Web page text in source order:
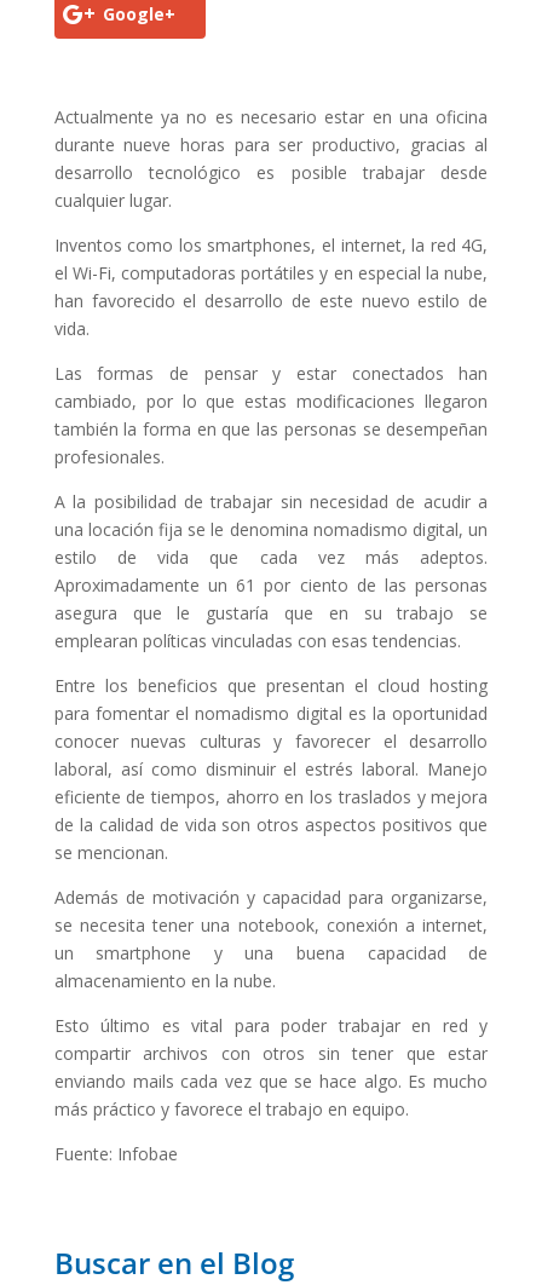
Google+
Actualmente ya no es necesario estar en una oficina
durante nueve horas para ser productivo, gracias al
desarrollo tecnológico es posible trabajar desde
cualquier lugar.
Inventos como los smartphones, el internet, la red 4G,
el Wi-Fi, computadoras portátiles y en especial la nube,
han favorecido el desarrollo de este nuevo estilo de
vida.
Las formas de pensar y estar conectados han
cambiado, por lo que estas modificaciones llegaron
también la forma en que las personas se desempeñan
profesionales.
A la posibilidad de trabajar sin necesidad de acudir a
una locación fija se le denomina nomadismo digital, un
estilo de vida que cada vez más adeptos.
Aproximadamente un 61 por ciento de las personas
asegura que le gustaría que en su trabajo se
emplearan políticas vinculadas con esas tendencias.
Entre los beneficios que presentan el cloud hosting
para fomentar el nomadismo digital es la oportunidad
conocer nuevas culturas y favorecer el desarrollo
laboral, así como disminuir el estrés laboral. Manejo
eficiente de tiempos, ahorro en los traslados y mejora
de la calidad de vida son otros aspectos positivos que
se mencionan.
Además de motivación y capacidad para organizarse,
se necesita tener una notebook, conexión a internet,
un smartphone y una buena capacidad de
almacenamiento en la nube.
Esto último es vital para poder trabajar en red y
compartir archivos con otros sin tener que estar
enviando mails cada vez que se hace algo. Es mucho
más práctico y favorece el trabajo en equipo.
Fuente: Infobae
Buscar en el Blog